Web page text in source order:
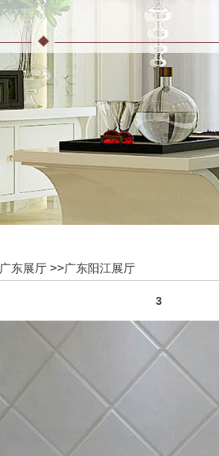
广东展厅 >>广东阳江展厅
3